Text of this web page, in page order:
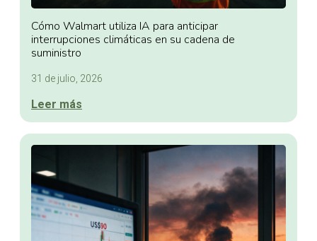
Cómo Walmart utiliza IA para anticipar
interrupciones climáticas en su cadena de
suministro
31 de julio, 2026
Leer más